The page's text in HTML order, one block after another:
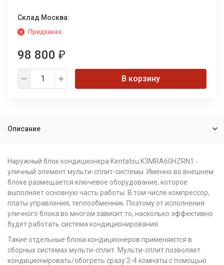
Склад Москва:
Предзаказ
98 800 ₽
В корзину
Описание
Наружный блок кондиционера Kentatsu K3MRA60HZRN1 -
уличный элемент мульти-сплит-системы. Именно во внешнем
блоке размещается ключевое оборудование, которое
выполняет основную часть работы. В том числе компрессор,
платы управления, теплообменник. Поэтому от исполнения
уличного блока во многом зависит то, насколько эффективно
будет работать система кондиционирования.
Такие отдельные блоки кондиционеров применяются в
сборных системах мульти-сплит. Мульти-сплит позволяет
кондиционировать/обогреть сразу 2-4 комнаты с помощью